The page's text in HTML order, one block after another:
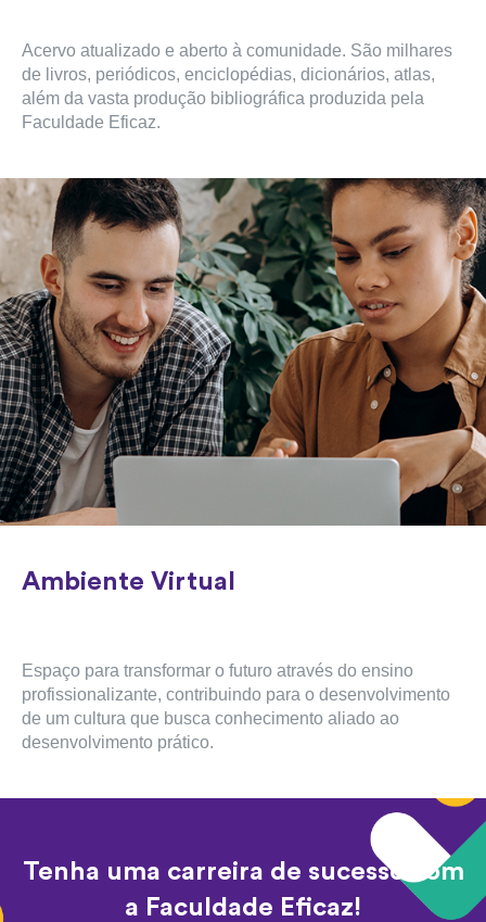
Acervo atualizado e aberto à comunidade. São milhares
de livros, periódicos, enciclopédias, dicionários, atlas,
além da vasta produção bibliográfica produzida pela
Faculdade Eficaz.
Ambiente Virtual
Espaço para transformar o futuro através do ensino
profissionalizante, contribuindo para o desenvolvimento
de um cultura que busca conhecimento aliado ao
desenvolvimento prático.
Tenha uma carreira de sucesso com
a Faculdade Eficaz!